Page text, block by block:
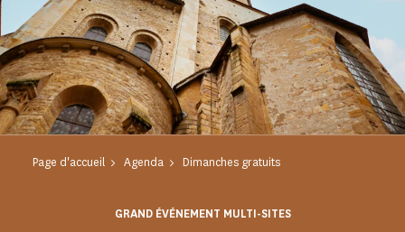
Page d'accueil Agenda Dimanches gratuits
GRAND ÉVÉNEMENT MULTI-SITES